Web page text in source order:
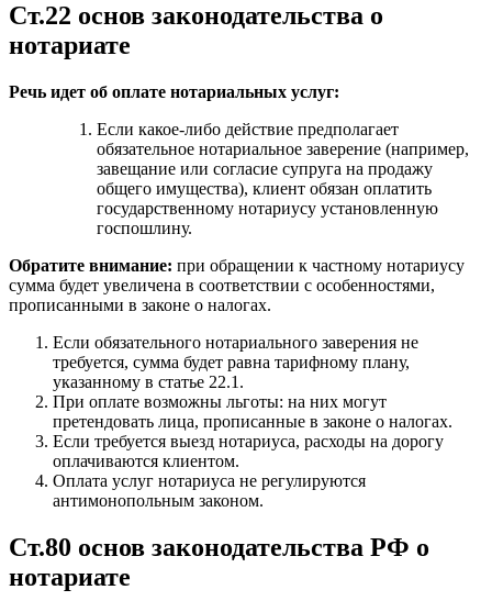
Ст.22 основ законодательства о
нотариате
Речь идет об оплате нотариальных услуг:
Если какое-либо действие предполагает
обязательное нотариальное заверение (например,
завещание или согласие супруга на продажу
общего имущества), клиент обязан оплатить
государственному нотариусу установленную
госпошлину.
Обратите внимание: при обращении к частному нотариусу
сумма будет увеличена в соответствии с особенностями,
прописанными в законе о налогах.
Если обязательного нотариального заверения не
требуется, сумма будет равна тарифному плану,
указанному в статье 22.1.
При оплате возможны льготы: на них могут
претендовать лица, прописанные в законе о налогах.
Если требуется выезд нотариуса, расходы на дорогу
оплачиваются клиентом.
Оплата услуг нотариуса не регулируются
антимонопольным законом.
Ст.80 основ законодательства РФ о
нотариате